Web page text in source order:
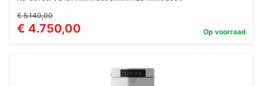
€ 5.140,00
€ 4.750,00 Op voorraad